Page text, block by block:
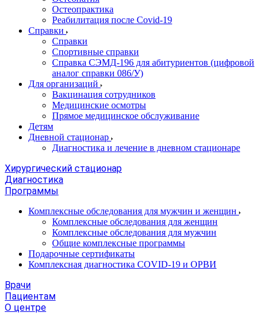
Остеопрактика
Реабилитация после Covid-19
Справки
Справки
Спортивные справки
Справка СЭМД‑196 для абитуриентов (цифровой
аналог справки 086/У)
Для организаций
Вакцинация сотрудников
Медицинские осмотры
Прямое медицинское обслуживание
Детям
Дневной стационар
Диагностика и лечение в дневном стационаре
Хирургический стационар
Диагностика
Программы
Комплексные обследования для мужчин и женщин
Комплексные обследования для женщин
Комплексные обследования для мужчин
Общие комплексные программы
Подарочные сертификаты
Комплексная диагностика COVID-19 и ОРВИ
Врачи
Пациентам
О центре